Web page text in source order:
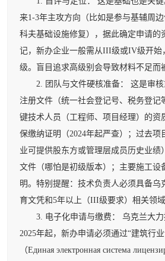
来1-3年主攻方向（比如是参与基辅周
科夫基础设施修复），据此确定申请的
记，新办企业一般需从III级或IV级开始
级。盲目追求高级别会导致材料不足而
2. 团队与文件硬核准备： 这是审核
注册文件（统一社会登记号、税务登记
键技术人员（工程师、项目经理）的资
保缴纳证明（2024年起严查）；过去项
业可提供股东方或管理层成员历史业绩
文件（哪怕是初级版本）；主要施工设
明。特别提醒：技术负责人必须具备乌
育文凭和5年以上（III级要求）相关领域
3. 电子化申请与缴费： 乌克兰大力
2025年起，新办申请必须通过“建筑行
（Единая электронная система